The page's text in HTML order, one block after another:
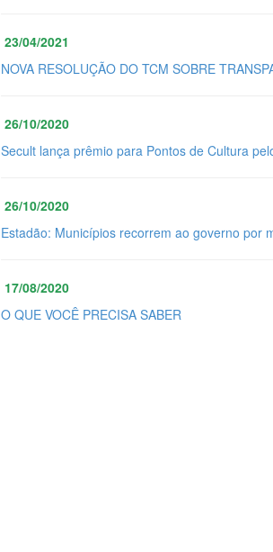
23/04/2021
NOVA RESOLUÇÃO DO TCM SOBRE
26/10/2020
Secult lança prêmio para Pontos de Cultura
26/10/2020
Estadão: Municípios recorrem ao governo por
17/08/2020
O QUE VOCÊ PRECISA SABER